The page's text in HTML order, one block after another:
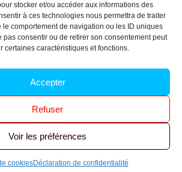
stocker et/ou accéder aux informations des
à ces technologies nous permettra de traiter
comportement de navigation ou les ID uniques
pas consentir ou de retirer son consentement peut
certaines caractéristiques et fonctions.
Accepter
Refuser
Voir les préférences
cookiesDéclaration de confidentialité
Archives n-6
CGT – Tous droits réservés.